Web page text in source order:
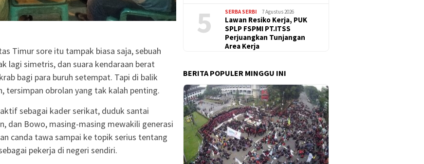
Timur sore itu tampak biasa saja, sebuah
lagi simetris, dan suara kendaraan berat
bagi para buruh setempat. Tapi di balik
tersimpan obrolan yang tak kalah penting.
sebagai kader serikat, duduk santai
dan Bowo, masing-masing mewakili generasi
canda tawa sampai ke topik serius tentang
pekerja di negeri sendiri.
5 SERBA SERBI 7 Agustus 2026
Lawan Resiko Kerja, PUK
SPLP FSPMI PT.ITSS
Perjuangkan Tunjangan
Area Kerja
BERITA POPULER MINGGU INI